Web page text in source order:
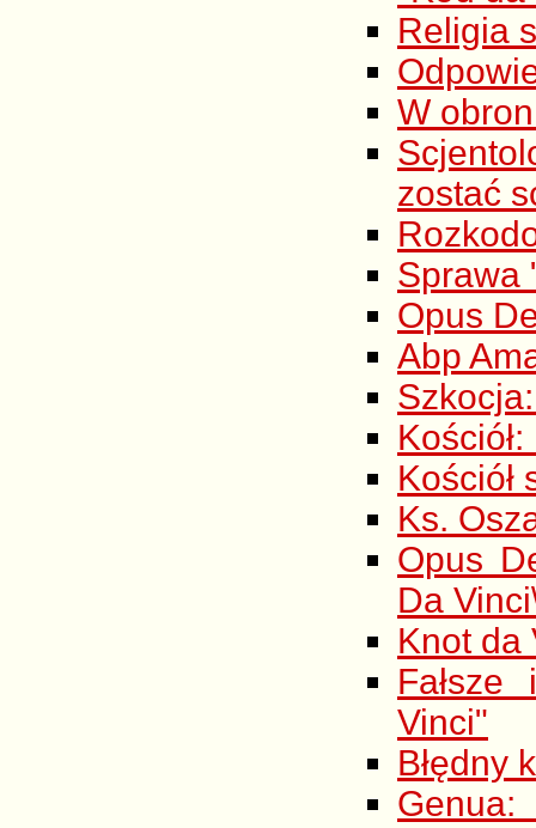
Religia
W
zostać
Sprawa
Opus
Abp
Kościół
Ks.
Opus
Da
Knot da
Vinci"
Błędny
Genua: